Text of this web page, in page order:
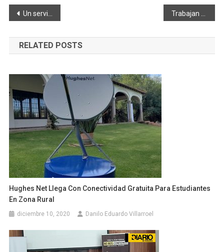
Navegación
de
entradas
Un servicio para el adulto mayor
RELATED POSTS
Hughes Net Llega Con Conectividad Gratuita Para Estudiantes
En Zona Rural
diciembre 10, 2020 Danilo Eduardo Villarroel